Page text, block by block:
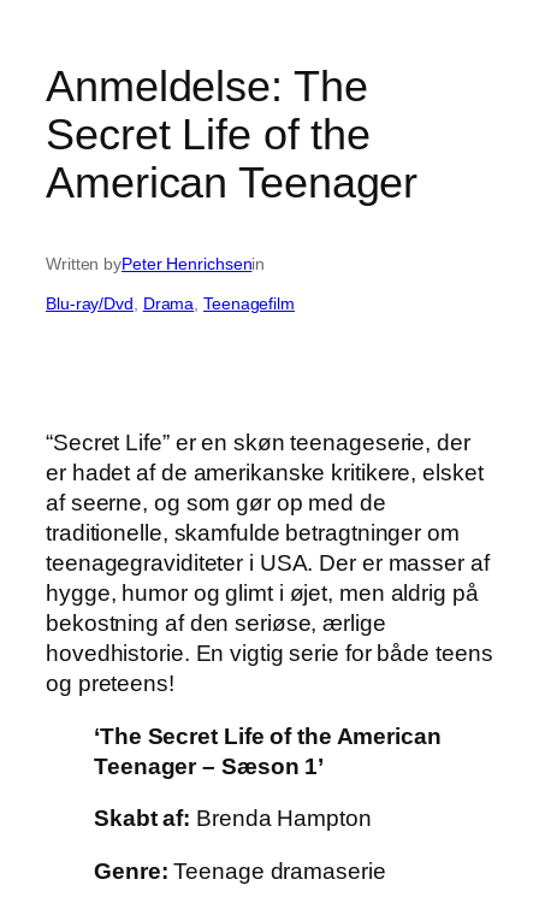
Anmeldelse: The
Secret Life of the
American Teenager
Written byPeter Henrichsenin
Blu-ray/Dvd Drama , Teenagefilm
“Secret Life” er en skøn teenageserie, der
er hadet af de amerikanske kritikere, elsket
af seerne, og som gør op med de
traditionelle, skamfulde betragtninger om
teenagegraviditeter i USA. Der er masser af
hygge, humor og glimt i øjet, men aldrig på
bekostning af den seriøse, ærlige
hovedhistorie. En vigtig serie for både teens
og preteens!
‘The Secret Life of the American
Teenager – Sæson 1’
Skabt af: Brenda Hampton
Genre: Teenage dramaserie